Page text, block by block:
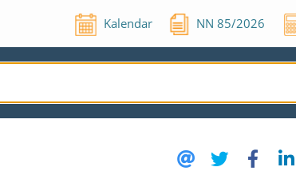
Kalendar NN85/2026